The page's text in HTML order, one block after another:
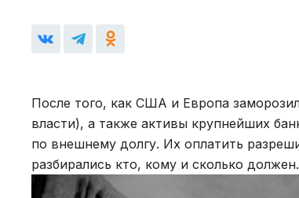
После того, как США и Европа
власти), а также активы крупнейших
по внешнему долгу. Их оплатить
разбирались кто, кому и сколько должен.